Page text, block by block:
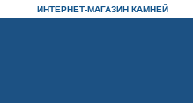
ИНТЕРНЕТ-МАГАЗИН КАМНЕЙ